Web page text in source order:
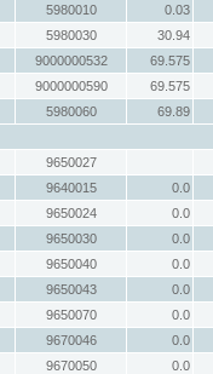
5980010
0.03
5980030
30.94
9000000532
69.575
9000000590
69.575
5980060
69.89
9650027
9640015
0.0
9650024
0.0
9650030
0.0
9650040
0.0
9650043
0.0
9650070
0.0
9670046
0.0
9670050
0.0